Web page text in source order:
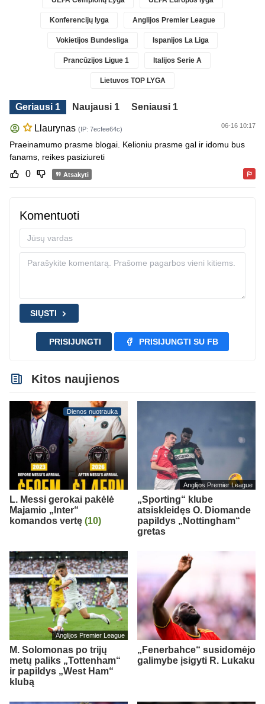
Konferencijų lyga Anglijos Premier League
Vokietijos Bundesliga Ispanijos La Liga
Prancūzijos Ligue 1 Italijos Serie A
Lietuvos TOP LYGA
Geriausi 1 Naujausi 1 Seniausi 1
Llaurynas (IP: 7ecfee64c) 06-16 10:17
Praeinamumo prasme blogai. Kelioniu prasme gal ir idomu bus
fanams, reikes pasiziureti
0 Atsakyti
Komentuoti
SIŲSTI
PRISIJUNGTI PRISIJUNGTI SU FB
Kitos naujienos
Dienos nuotrauka
L. Messi gerokai pakėlė
Majamio „Inter“
komandos vertę (10)
Anglijos Premier League
„Sporting“ klube
atsiskleidęs O. Diomande
papildys „Nottingham“
gretas
Anglijos Premier League
M. Solomonas po trijų
metų paliks „Tottenham“
ir papildys „West Ham“
klubą
„Fenerbahce“ susidomėjo
galimybe įsigyti R. Lukaku